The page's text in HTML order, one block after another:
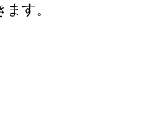
す。